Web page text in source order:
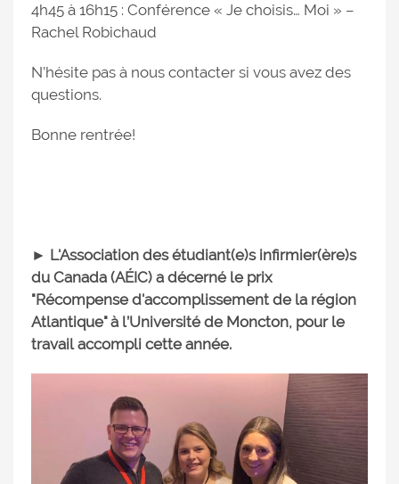
4h45 à 16h15 : Conférence « Je choisis… Moi » –
Rachel Robichaud
N’hésite pas à nous contacter si vous avez des
questions.
Bonne rentrée!
► L'Association des étudiant(e)s infirmier(ère)s
du Canada (AÉIC) a décerné le prix
"Récompense d'accomplissement de la région
Atlantique" à l’Université de Moncton, pour le
travail accompli cette année.